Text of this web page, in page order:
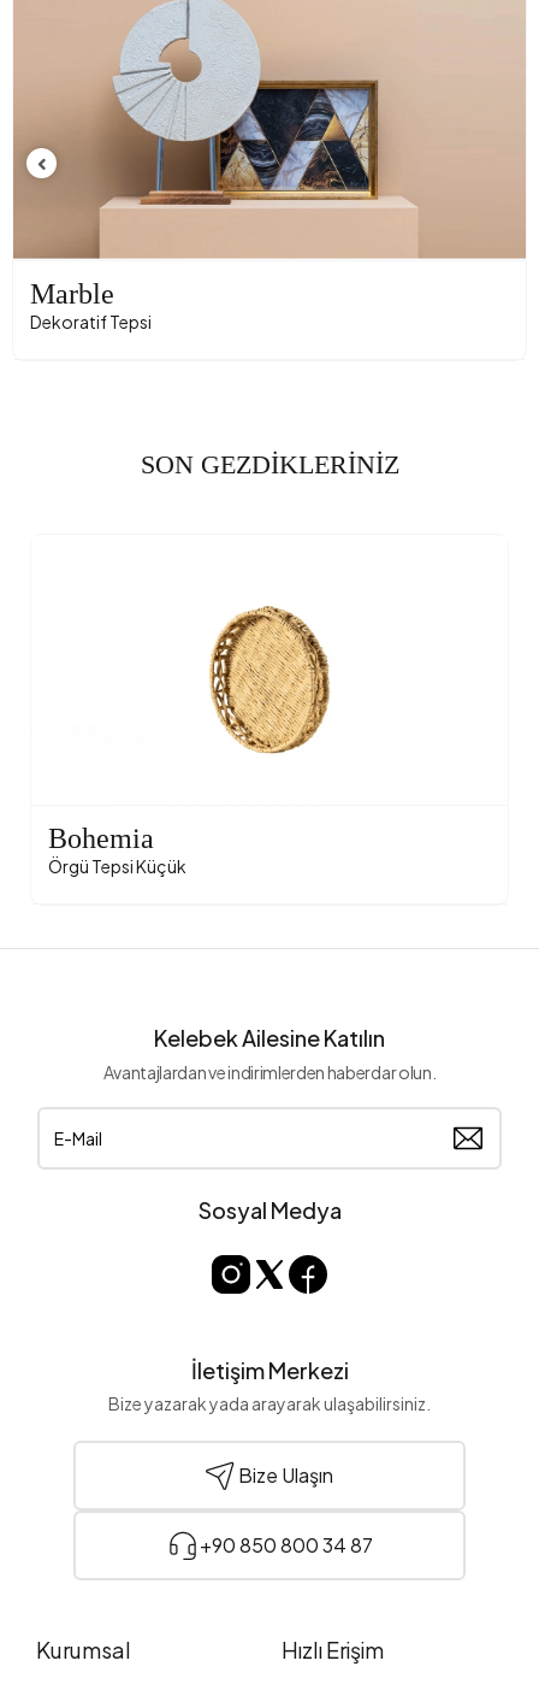
Marble
Dekoratif Tepsi
SON GEZDİKLERİNİZ
Bohemia
Örgü Tepsi Küçük
Kelebek Ailesine Katılın
Avantajlardan ve indirimlerden haberdar olun.
Sosyal Medya
İletişim Merkezi
Bize yazarak yada arayarak ulaşabilirsiniz.
Bize Ulaşın
+90 850 800 34 87
Kurumsal Hızlı Erişim